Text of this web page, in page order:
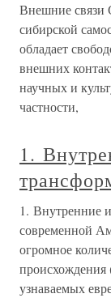
Внешние связи
сибирской
обладает
внешних
научных и
частности,
1.
1. Внутренние
современной
огромное
происхождения
узнаваемых